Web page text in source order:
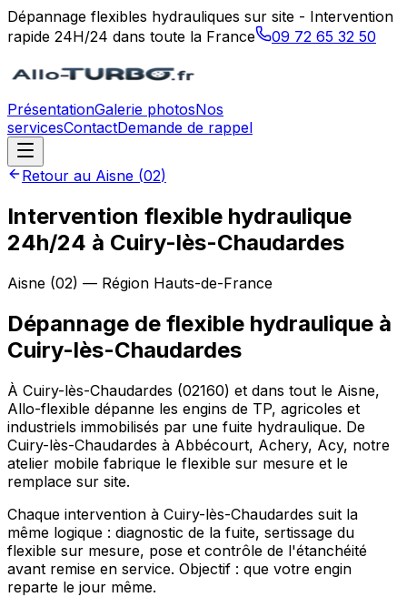
Dépannage flexibles hydrauliques sur site - Intervention
rapide 24H/24 dans toute la France
09 72 65 32 50
PrésentationGalerie photosNos
servicesContactDemande de rappel
Retour au Aisne (02)
Intervention flexible hydraulique
24h/24 à Cuiry-lès-Chaudardes
Aisne (02) — Région Hauts-de-France
Dépannage de flexible hydraulique à
Cuiry-lès-Chaudardes
À Cuiry-lès-Chaudardes (02160) et dans tout le Aisne,
Allo-flexible dépanne les engins de TP, agricoles et
industriels immobilisés par une fuite hydraulique. De
Cuiry-lès-Chaudardes à Abbécourt, Achery, Acy, notre
atelier mobile fabrique le flexible sur mesure et le
remplace sur site.
Chaque intervention à Cuiry-lès-Chaudardes suit la
même logique : diagnostic de la fuite, sertissage du
flexible sur mesure, pose et contrôle de l'étanchéité
avant remise en service. Objectif : que votre engin
reparte le jour même.